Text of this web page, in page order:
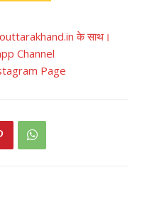
के साथ।
Channel
Page